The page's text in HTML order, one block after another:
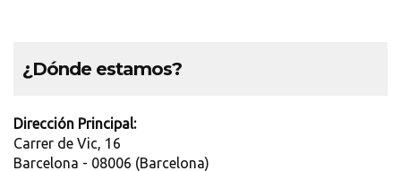
¿Dónde estamos?
Dirección Principal:
Carrer de Vic, 16
Barcelona - 08006 (Barcelona)